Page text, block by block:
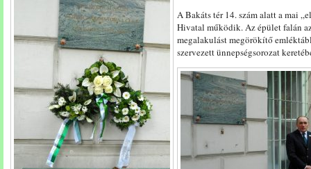
A Bakáts tér 14. szám alatt a mai
Hivatal működik. Az épület falán
megalakulást megörökítő
szervezett ünnepségsorozat